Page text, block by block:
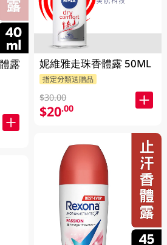
露
妮維雅走珠香體露 50ML
指定分類送贈品
$30.00
$20.00